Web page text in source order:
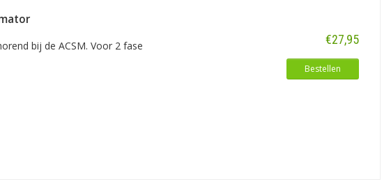
Power Products LLC is BEP Marine verder toegerust
batterijbeheer, stroomverdeelpanelen, monitoren en
bezig met het ontwikkelen van de volgende
bij de ACSM. Voor 2 fase
€27,95
Bestellen